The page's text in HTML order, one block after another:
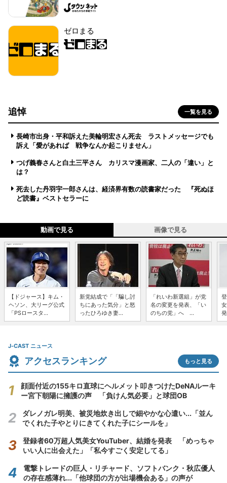
ゼロまる
追悼 一覧を見る
長崎市出身・平和訴えた美輪明宏さん死去 ラストメッセージでも
訴え「愛があれば 戦争なんか起こりません」
つげ義春さんと白土三平さん カリスマ漫画家、二人の「違い」と
は？
死去した丹羽宇一郎さんは、経済界有数の読書家だった 『死ぬほ
ど読書』ベストセラーに
動画で見る 画像で見る
【ドジャース】キム・
ヘソン、大リーグ公式
「PSロースタ...
新党結成で「「騙し討
ちにあった気分」と怒
ったひろゆき妻...
「れいわ新選組」が党
名の変更を発表、「い
のちの党」へ ...
J-CAST ニュース
アクセスランキング もっと見る
顔面付近の155キロ直球にヘルメット叩きつけたDeNAルーキ
ー宮下朝陽に擁護の声 「負けん気必要」と球団OB
ダレノガレ明美、被災地炊き出しで細やかな心遣い...「並ん
でくれた子やとりにきてくれた子にシールを」
登録者60万超人気美女YouTuber、結婚を発表 「めっちゃ
いい人に出会えた」「私今すごく安定してる」
電撃トレードの巨人・リチャード、ソフトバンク・秋広優人
の存在感薄れ...「他球団の方が出場機会ある」の声が